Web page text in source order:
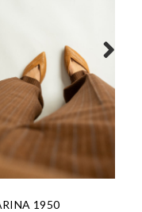
CALCETINES
28,00